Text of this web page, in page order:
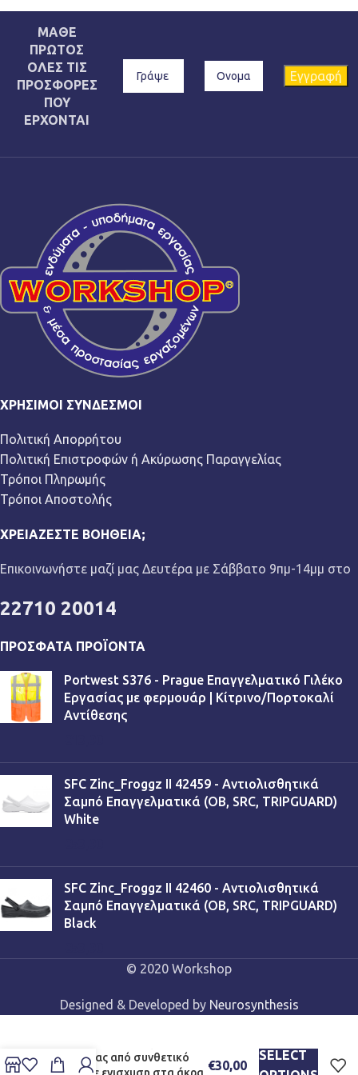
ΜΑΘΕ
ΠΡΩΤΟΣ
ΟΛΕΣ ΤΙΣ
ΠΡΟΣΦΟΡΕΣ
ΠΟΥ
ΕΡΧΟΝΤΑΙ
ΧΡΉΣΙΜΟΙ ΣΎΝΔΕΣΜΟΙ
Πολιτική Απορρήτου
Πολιτική Επιστροφών ή Ακύρωσης Παραγγελίας
Τρόποι Πληρωμής
Τρόποι Αποστολής
ΧΡΕΙΆΖΕΣΤΕ ΒΟΉΘΕΙΑ;
Επικοινωνήστε μαζί μας Δευτέρα με Σάββατο 9πμ-14μμ στο
22710 20014
ΠΡΌΣΦΑΤΑ ΠΡΟΪΌΝΤΑ
Portwest S376 - Prague Επαγγελματικό Γιλέκο
Εργασίας με φερμουάρ | Κίτρινο/Πορτοκαλί
Αντίθεσης
SFC Zinc_Froggz II 42459 - Αντιολισθητικά
Σαμπό Επαγγελματικά (OB, SRC, TRIPGUARD)
White
SFC Zinc_Froggz II 42460 - Αντιολισθητικά
Σαμπό Επαγγελματικά (OB, SRC, TRIPGUARD)
Black
© 2020 Workshop
Designed & Developed by Neurosynthesis
ποιότητας από συνθετικό
€30,00
SELECT